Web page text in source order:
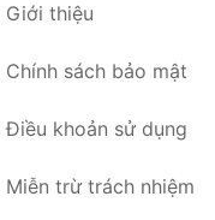
Giới thiệu
Chính sách bảo mật
Điều khoản sử dụng
Miễn trừ trách nhiệm